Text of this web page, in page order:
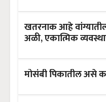
खतरनाक आहे
अळी, एकात्मिक
मोसंबी पिकातील असे